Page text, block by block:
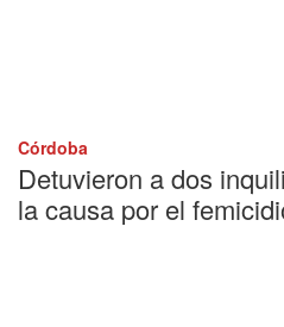
Córdoba
Detuvieron a dos
la causa por el